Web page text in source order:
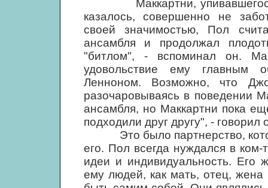
Маккартни, упивавшегося
казалось, совершенно не
своей значимостью, Пол
ансамбля и продолжал
"битлом", - вспоминал он.
удовольствие ему главным
Ленноном. Возможно, что
разочаровываясь в поведении
ансамбля, но Маккартни пока
подходили друг другу", - говорил
Это было партнерство,
его. Пол всегда нуждался в
идеи и индивидуальность. Его
ему людей, как мать, отец,